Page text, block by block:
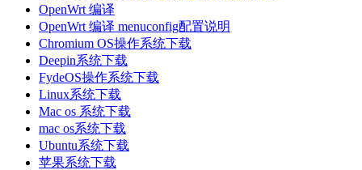
OpenWrt 编译
OpenWrt 编译 menuconfig配置说明
Chromium OS操作系统下载
Deepin系统下载
FydeOS操作系统下载
Linux系统下载
Mac os 系统下载
mac os系统下载
Ubuntu系统下载
苹果系统下载